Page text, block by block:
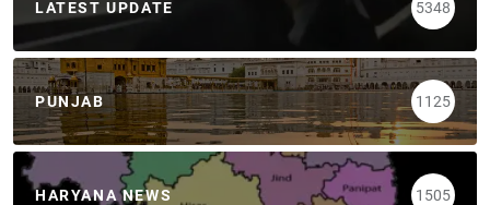
LATEST UPDATE 5348
PUNJAB 1125
HARYANA NEWS 1505